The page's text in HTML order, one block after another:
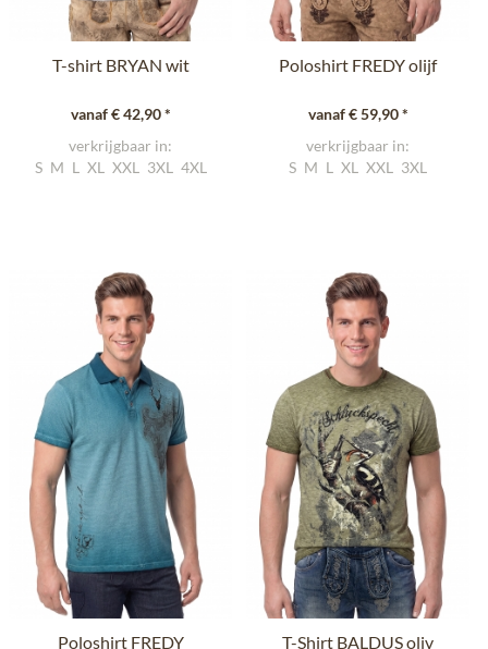
T-shirt BRYAN wit
vanaf € 42,90 *
verkrijgbaar in:
S M L XL XXL 3XL 4XL
Poloshirt FREDY olijf
vanaf € 59,90 *
verkrijgbaar in:
S M L XL XXL 3XL
Poloshirt FREDY
T-Shirt BALDUS oliv